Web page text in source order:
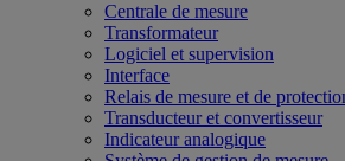
Centrale de mesure
Transformateur
Logiciel et supervision
Interface
Relais de mesure et de
Transducteur et convertisseur
Indicateur analogique